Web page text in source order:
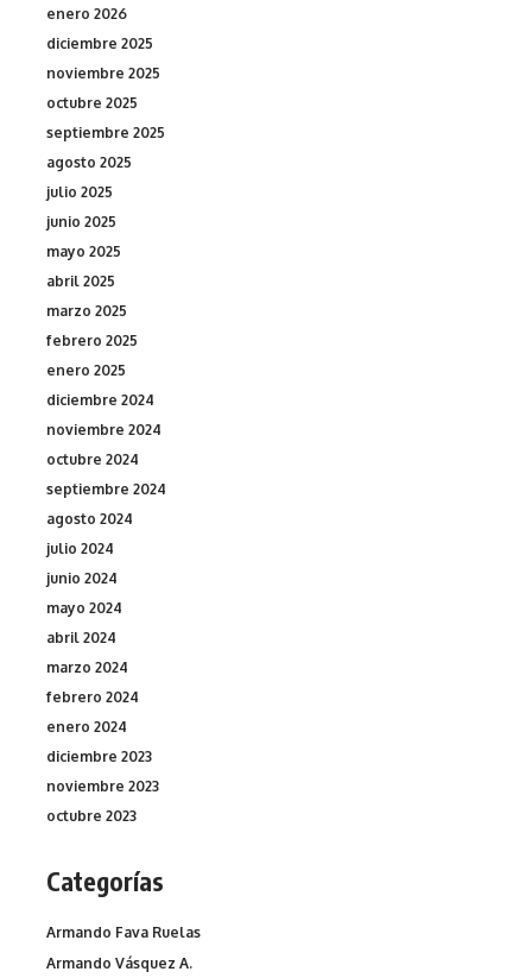
enero 2026
diciembre 2025
noviembre 2025
octubre 2025
septiembre 2025
agosto 2025
julio 2025
junio 2025
mayo 2025
abril 2025
marzo 2025
febrero 2025
enero 2025
diciembre 2024
noviembre 2024
octubre 2024
septiembre 2024
agosto 2024
julio 2024
junio 2024
mayo 2024
abril 2024
marzo 2024
febrero 2024
enero 2024
diciembre 2023
noviembre 2023
octubre 2023
Categorías
Armando Fava Ruelas
Armando Vásquez A.